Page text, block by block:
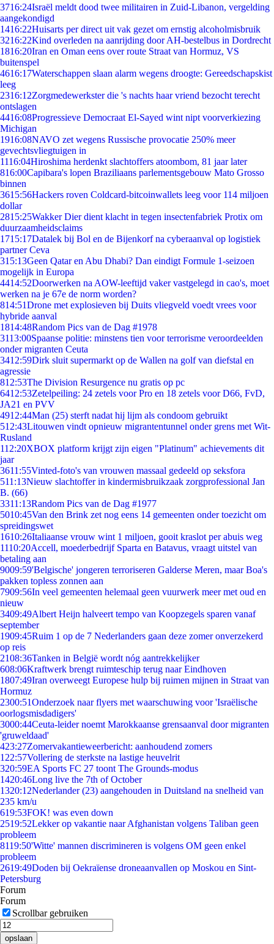
3716:24Israël meldt dood twee militairen in Zuid-Libanon, vergelding
aangekondigd
1416:22Huisarts per direct uit vak gezet om ernstig alcoholmisbruik
3216:22Kind overleden na aanrijding door AH-bestelbus in Dordrecht
1816:20Iran en Oman eens over route Straat van Hormuz, VS
buitenspel
4616:17Waterschappen slaan alarm wegens droogte: Gereedschapskist
leeg
2316:12Zorgmedewerkster die 's nachts haar vriend bezocht terecht
ontslagen
4416:08Progressieve Democraat El-Sayed wint nipt voorverkiezing
Michigan
1916:08NAVO zet wegens Russische provocatie 250% meer
gevechtsvliegtuigen in
1116:04Hiroshima herdenkt slachtoffers atoombom, 81 jaar later
816:00Capibara's lopen Braziliaans parlementsgebouw Mato Grosso
binnen
3615:56Hackers roven Coldcard-bitcoinwallets leeg voor 114 miljoen
dollar
2815:25Wakker Dier dient klacht in tegen insectenfabriek Protix om
duurzaamheidsclaims
1715:17Datalek bij Bol en de Bijenkorf na cyberaanval op logistiek
partner Ceva
315:13Geen Qatar en Abu Dhabi? Dan eindigt Formule 1-seizoen
mogelijk in Europa
4414:52Doorwerken na AOW-leeftijd vaker vastgelegd in cao's, moet
werken na je 67e de norm worden?
814:51Drone met explosieven bij Duits vliegveld voedt vrees voor
hybride aanval
1814:48Random Pics van de Dag #1978
3113:00Spaanse politie: minstens tien voor terrorisme veroordeelden
onder migranten Ceuta
3412:59Dirk sluit supermarkt op de Wallen na golf van diefstal en
agressie
812:53The Division Resurgence nu gratis op pc
6412:53Zetelpeiling: 24 zetels voor Pro en 18 zetels voor D66, FvD,
JA21 en PVV
4912:44Man (25) sterft nadat hij lijm als condoom gebruikt
512:43Litouwen vindt opnieuw migrantentunnel onder grens met Wit-
Rusland
112:20XBOX platform krijgt zijn eigen "Platinum" achievements dit
jaar
3611:55Vinted-foto's van vrouwen massaal gedeeld op seksfora
511:13Nieuw slachtoffer in kindermisbruikzaak zorgprofessional Jan
B. (66)
3311:13Random Pics van de Dag #1977
5010:45Van den Brink zet nog eens 14 gemeenten onder toezicht om
spreidingswet
1610:26Italiaanse vrouw wint 1 miljoen, gooit kraslot per abuis weg
1110:20Accell, moederbedrijf Sparta en Batavus, vraagt uitstel van
betaling aan
9009:59'Belgische' jongeren terroriseren Galderse Meren, maar Boa's
pakken topless zonnen aan
7909:56In veel gemeenten helemaal geen vuurwerk meer met oud en
nieuw
3409:49Albert Heijn halveert tempo van Koopzegels sparen vanaf
september
1909:45Ruim 1 op de 7 Nederlanders gaan deze zomer onverzekerd
op reis
2108:36Tanken in België wordt nóg aantrekkelijker
608:06Kraftwerk brengt ruimteschip terug naar Eindhoven
1807:49Iran overweegt Europese hulp bij ruimen mijnen in Straat van
Hormuz
2300:51Onderzoek naar flyers met waarschuwing voor 'Israëlische
oorlogsmisdadigers'
3000:44Ceuta-leider noemt Marokkaanse grensaanval door migranten
'gruweldaad'
423:27Zomervakantieweerbericht: aanhoudend zomers
1 22:57Vollering de sterkste na lastige heuvelrit
320:59EA Sports FC 27 toont The Grounds-modus
1420:46Long live the 7th of October
1320:12Nederlander (23) aangehouden in Duitsland na snelheid van
235 km/u
619:53FOK! was even down
2519:52Lekker op vakantie naar Afghanistan volgens Taliban geen
probleem
8119:50'Witte' mannen discrimineren is volgens OM geen enkel
probleem
2619:49Doden bij Oekraïense droneaanvallen op Moskou en Sint-
Petersburg
Forum
Forum
Scrollbar gebruiken
opslaan